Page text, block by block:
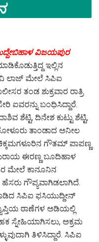
ವಿಜಯಪುರ
ಇಲ್ಲಿನ
ಲಾಜ್ ಮೇಲೆ ಸಿಪಿಐ
ತಂಡ ಶುಕ್ರವಾರ ರಾತ್ರಿ
ಐವರನ್ನು ಬಂಧಿಸಿದ್ದಾರೆ.
ಶೆಟ್ಟಿ, ದಿನೇಶ ಕುಟ್ಟು ಶೆಟ್ಟಿ,
ತಾಂಡಾದ ಅನೀಲ‌
ಗೌತಮ್ ಪಾಪಣ್ಣ
ಈರಣ್ಣ ಬೂದಿಹಾಳ
ಮೇಲೆ ಕಾನೂನಿನ‌
ಗೌಪ್ಯವಾಗಿಡಲಾಗಿದೆ.
ಸಿಪಿಐ ಫಸಿಯುದ್ದೀನ್
ಠಾಣೆಗಳ ಅಡಿಯಲ್ಲಿ
ಸ್ನೇಹಿಯಾಗಿಸಲು, ಅಕ್ರಮ
ತಿಳಿಸಿದ್ದಾರೆ. ಸಿಪಿಐ